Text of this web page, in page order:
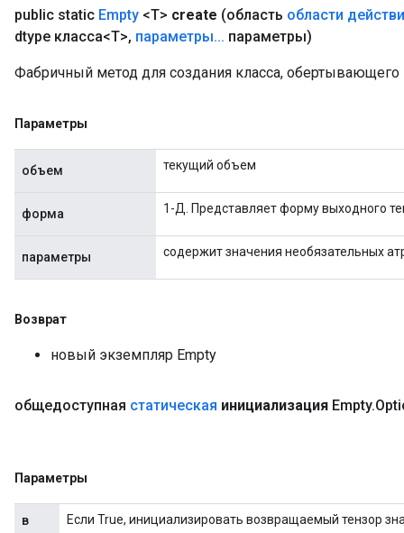
public static Empty <T> create (область области
dtype класса<T>, параметры... параметры)
Фабричный метод для создания класса,
Параметры
объем текущий объем
форма 1-Д. Представляет форму выходного
параметры содержит значения необязательных
Возврат
новый экземпляр Empty
общедоступная статическая инициализация Empty.
Параметры
в
Если True, инициализировать возвращаемый тензор